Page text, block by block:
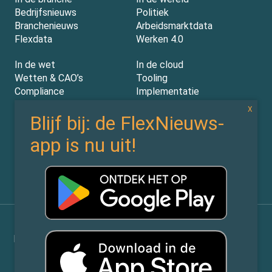
Bedrijfsnieuws
Branchenieuws
Flexdata
Politiek
Arbeidsmarktdata
Werken 4.0
In de wet
Wetten & CAO’s
Compliance
In de cloud
Tooling
Implementatie
Experts
Partners
Vacatures
Nieuwsbrief
Privacy Statement
Flexnieuws.nl